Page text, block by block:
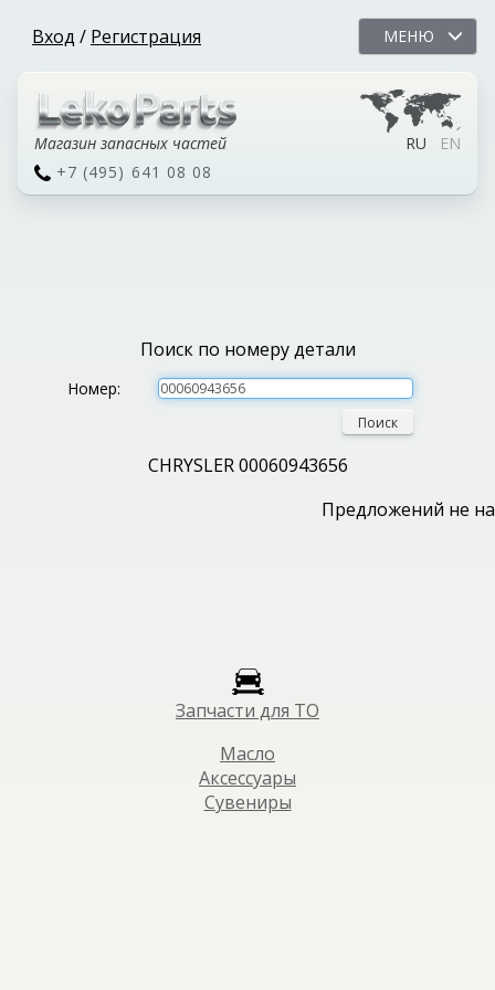
Вход / Регистрация МЕНЮ
Магазин запасных частей RU
EN
+7 (495) 641 08 08
Поиск по номеру детали
Номер:
Поиск
CHRYSLER 00060943656
Предложений не
Запчасти для ТО
Масло
Аксессуары
Сувениры